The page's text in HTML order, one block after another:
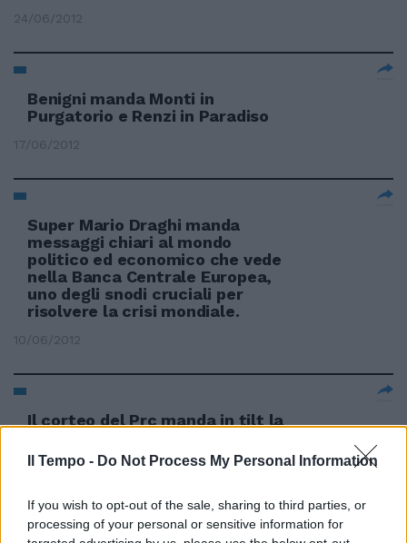
Il Tempo - Do Not Process My Personal Information
If you wish to opt-out of the sale, sharing to third parties, or
processing of your personal or sensitive information for
24/06/2012
Benigni manda Monti in
Purgatorio e Renzi in Paradiso
17/06/2012
Super Mario Draghi manda
messaggi chiari al mondo
politico ed economico che vede
nella Banca Centrale Europea,
uno degli snodi cruciali per
risolvere la crisi mondiale.
10/06/2012
Il corteo del Prc manda in tilt la
13/05/2012